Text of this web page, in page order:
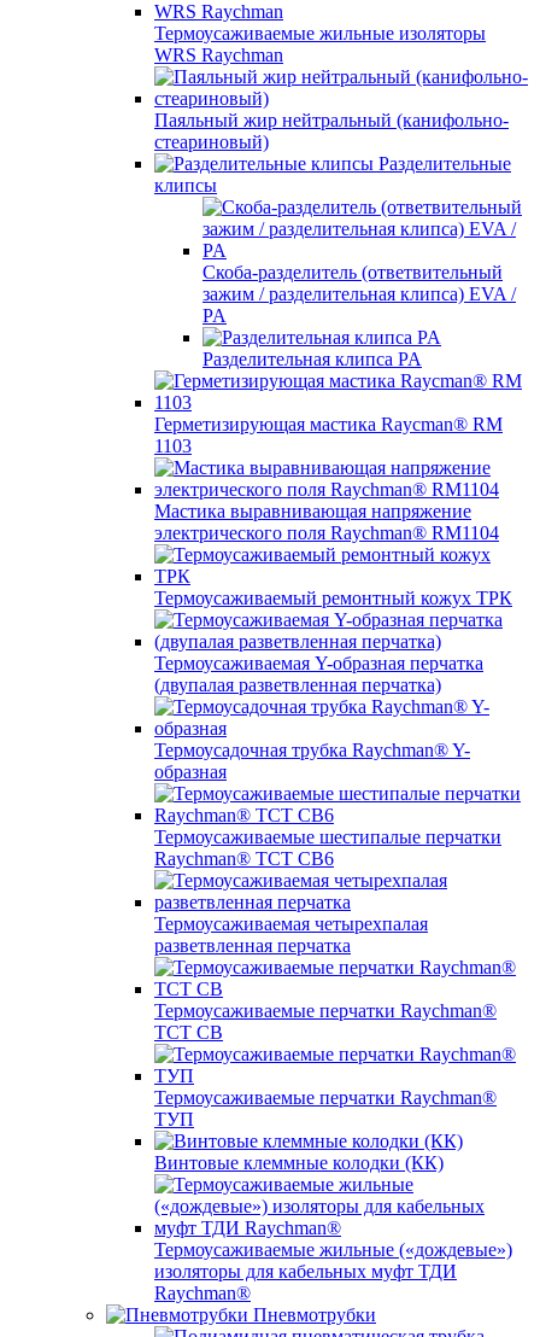
Термоусаживаемые жильные изоляторы
WRS Raychman
Паяльный жир нейтральный (канифольно-
стеариновый)
Разделительные
клипсы
Скоба-разделитель (ответвительный
зажим / разделительная клипса) EVA /
PA
Разделительная клипса PA
Герметизирующая мастика Raycman® RM
1103
Мастика выравнивающая напряжение
электрического поля Raychman® RM1104
Термоусаживаемый ремонтный кожух ТРК
Термоусаживаемая Y-образная перчатка
(двупалая разветвленная перчатка)
Термоусадочная трубка Raychman® Y-
образная
Термоусаживаемые шестипалые перчатки
Raychman® ТСТ СВ6
Термоусаживаемая четырехпалая
разветвленная перчатка
Термоусаживаемые перчатки Raychman®
TCT CB
Термоусаживаемые перчатки Raychman®
ТУП
Винтовые клеммные колодки (КК)
Термоусаживаемые жильные («дождевые»)
изоляторы для кабельных муфт ТДИ
Raychman®
Пневмотрубки